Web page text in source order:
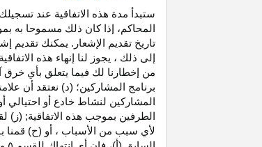
ستبدأ مدة هذه الاتفاقية عند
المحاكم، إذا كان ذلك مسموحا به
تاريخ تقديم الإشعار. يمكنك
إلى ذلك ، يجوز لنا إنهاء هذه
من إخطارنا لك فيما يتعلق بأي خرق
برنامج المشاركين؛ (د) نعتقد أن
المشاركين لنشاط خادع أو احتيالي
الطرفين بموجب هذه الاتفاقية; (ز)
لأي سبب من الأسباب ، أو (ح) قمنا